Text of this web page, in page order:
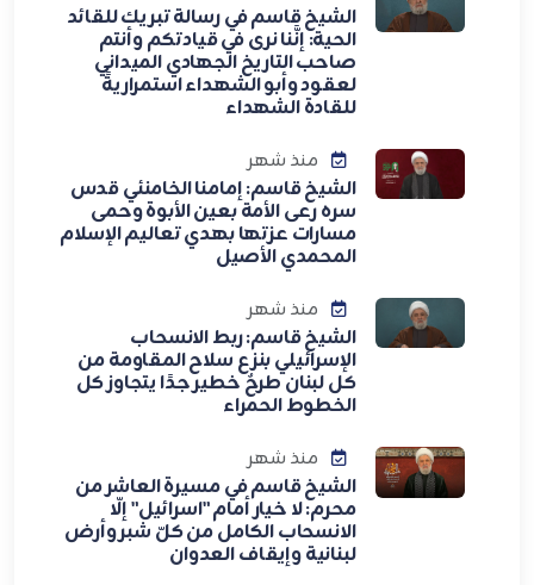
الشيخ قاسم في رسالة تبريك للقائد
الحية: إنَّنا نرى في قيادتكم وأنتم
صاحب التاريخ الجهادي الميداني
لعقود وأبو الشهداء استمراريةً
للقادة الشهداء
منذ شهر
الشيخ قاسم: إمامنا الخامنئي قدس
سره رعى الأمة بعين الأبوة وحمى
مسارات عزتها بهدي تعاليم الإسلام
المحمدي الأصيل
منذ شهر
الشيخ قاسم: ربط الانسحاب
الإسرائيلي بنزع سلاح المقاومة من
كل لبنان طرحٌ خطير جدًا يتجاوز كل
الخطوط الحمراء
منذ شهر
الشيخ قاسم في مسيرة العاشر من
محرم: لا خيار أمام "اسرائيل" إلّا
الانسحاب الكامل من كلّ شبر وأرض
لبنانية وإيقاف العدوان